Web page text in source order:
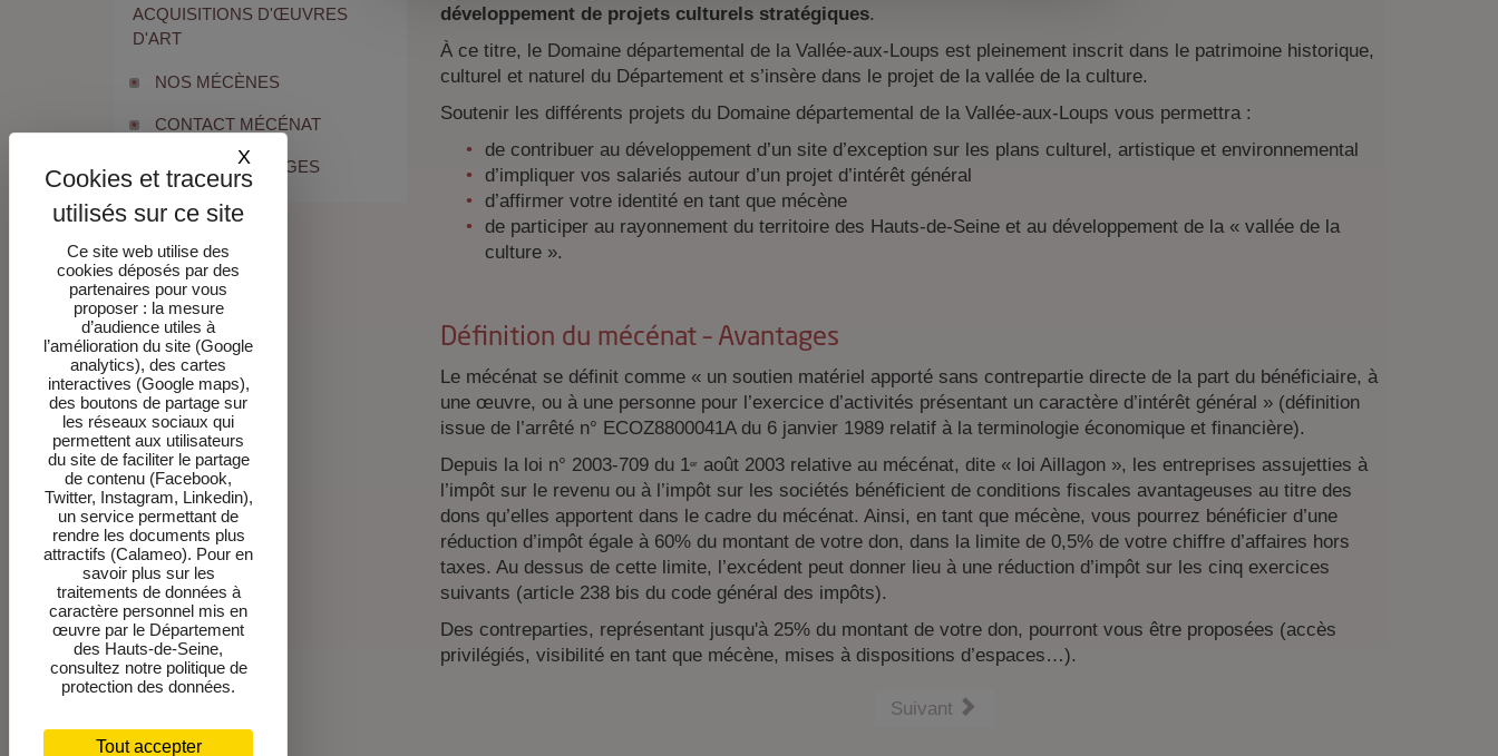
ACQUISITIONS D'ŒUVRES
D'ART
NOS MÉCÈNES
CONTACT MÉCÉNAT
TOUTES LES PAGES
développement de projets culturels stratégiques.
À ce titre, le Domaine départemental de la Vallée-aux-Loups est pleinement inscrit dans le patrimoine historique,
culturel et naturel du Département et s’insère dans le projet de la vallée de la culture.
Soutenir les différents projets du Domaine départemental de la Vallée-aux-Loups vous permettra :
de contribuer au développement d’un site d’exception sur les plans culturel, artistique et environnemental
d’impliquer vos salariés autour d’un projet d’intérêt général
d’affirmer votre identité en tant que mécène
de participer au rayonnement du territoire des Hauts-de-Seine et au développement de la « vallée de la
culture ».
Définition du mécénat – Avantages
Le mécénat se définit comme « un soutien matériel apporté sans contrepartie directe de la part du bénéficiaire, à
une œuvre, ou à une personne pour l’exercice d’activités présentant un caractère d’intérêt général » (définition
issue de l’arrêté n° ECOZ8800041A du 6 janvier 1989 relatif à la terminologie économique et financière).
Depuis la loi n° 2003-709 du 1eraoût 2003 relative au mécénat, dite « loi Aillagon », les entreprises assujetties à
l’impôt sur le revenu ou à l’impôt sur les sociétés bénéficient de conditions fiscales avantageuses au titre des
dons qu’elles apportent dans le cadre du mécénat. Ainsi, en tant que mécène, vous pourrez bénéficier d’une
réduction d’impôt égale à 60% du montant de votre don, dans la limite de 0,5% de votre chiffre d’affaires hors
taxes. Au dessus de cette limite, l’excédent peut donner lieu à une réduction d’impôt sur les cinq exercices
suivants (article 238 bis du code général des impôts).
Des contreparties, représentant jusqu'à 25% du montant de votre don, pourront vous être proposées (accès
privilégiés, visibilité en tant que mécène, mises à dispositions d’espaces…).
Suivant
Ce site web utilise des
cookies déposés par des
partenaires pour vous
proposer : la mesure
d’audience utiles à
l’amélioration du site (Google
analytics), des cartes
interactives (Google maps),
des boutons de partage sur
les réseaux sociaux qui
permettent aux utilisateurs
du site de faciliter le partage
de contenu (Facebook,
Twitter, Instagram, Linkedin),
un service permettant de
rendre les documents plus
attractifs (Calameo). Pour en
savoir plus sur les
traitements de données à
caractère personnel mis en
œuvre par le Département
des Hauts-de-Seine,
consultez notre politique de
protection des données.
Tout accepter
X Masquer le bandeau des cookies